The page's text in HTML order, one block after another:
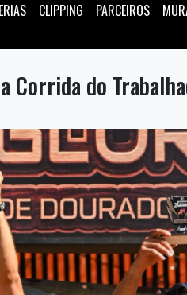
CLIPPING PARCEIROS
Corrida do